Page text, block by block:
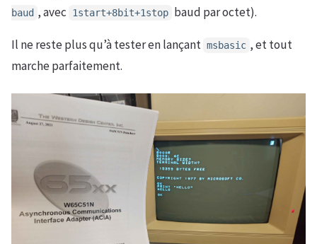
baud , avec 1start+8bit+1stop baud par octet).
Il ne reste plus qu’à tester en lançant msbasic , et tout
marche parfaitement.